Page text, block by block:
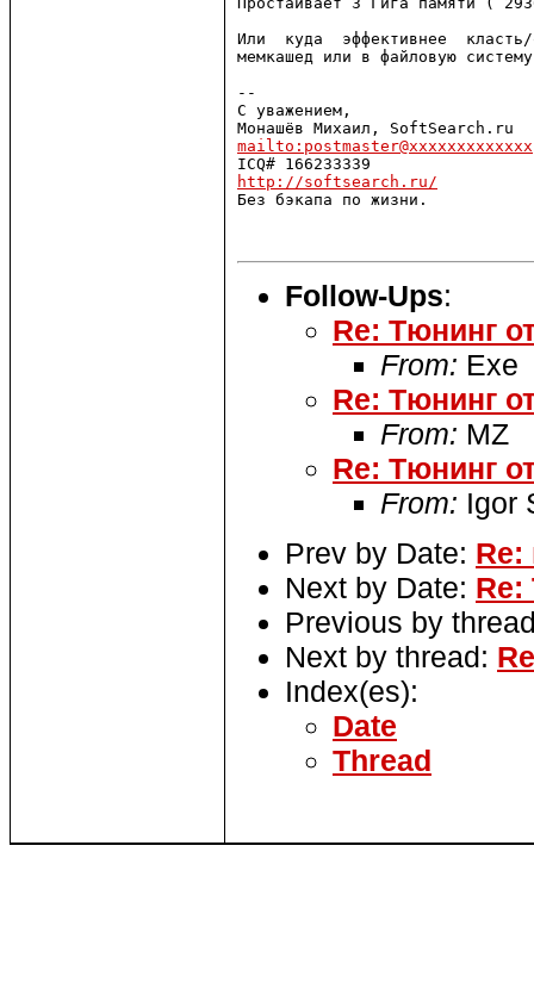
Или  куда  эффективнее
мемкашед или в файловую
--
С уважением,
mailto:postmaster@xxxxxxxxxxxxx
http://softsearch.ru/
Без бэкапа по жизни.
Follow-Ups:
Re: Тюнинг
From: Exe
Re: Тюнинг
From: MZ
Re: Тюнинг
From: Igor
Prev by Date: Re:
Next by Date: Re:
Previous by
Next by thread:
Index(es):
Date
Thread